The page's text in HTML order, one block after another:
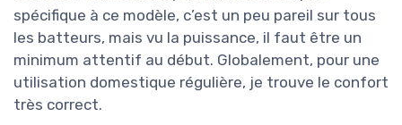
spécifique à ce modèle, c’est un peu pareil sur tous
les batteurs, mais vu la puissance, il faut être un
minimum attentif au début. Globalement, pour une
utilisation domestique régulière, je trouve le confort
très correct.